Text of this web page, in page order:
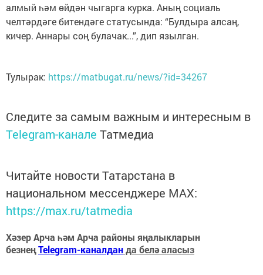
алмый һәм өйдән чыгарга курка. Аның социаль
челтәрдәге битендәге статусында: “Булдыра алсаң,
кичер. Аннары соң булачак...”, дип язылган.
Тулырак: https://matbugat.ru/news/?id=34267
Следите за самым важным и интересным в
Telegram-канале Татмедиа
Читайте новости Татарстана в
национальном мессенджере MАХ:
https://max.ru/tatmedia
Хәзер Арча һәм Арча районы яңалыкларын
безнеңTelegram-каналданда белә аласыз